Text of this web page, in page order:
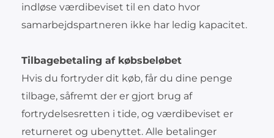
indløse værdibeviset til en dato hvor
samarbejdspartneren ikke har ledig kapacitet.
Tilbagebetaling af købsbeløbet
Hvis du fortryder dit køb, får du dine penge
tilbage, såfremt der er gjort brug af
fortrydelsesretten i tide, og værdibeviset er
returneret og ubenyttet. Alle betalinger